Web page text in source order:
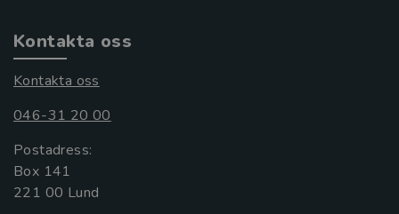
Kontakta oss
Kontakta oss
046-31 20 00
Postadress:
Box 141
221 00 Lund